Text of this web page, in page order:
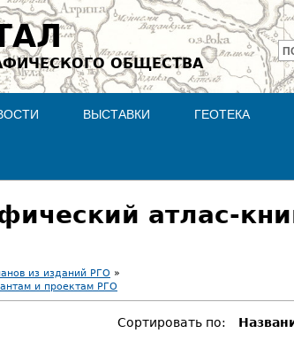
Jump to navigation
ОБЩЕСТВА
ВЫСТАВКИ ГЕОТЕКА
атлас-
из изданий РГО »
и проектам РГО
Сортировать по: